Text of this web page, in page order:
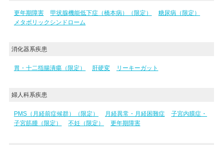
更年期障害 甲状腺機能低下症（橋本病）（限定）
糖尿病（限定）
メタボリックシンドローム
消化器系疾患
胃・十二指腸潰瘍（限定） 肝硬変 リーキーガット
婦人科系疾患
PMS（月経前症候群）（限定） 月経異常・月経困難症
子宮内膜症・
子宮筋腫（限定）
不妊（限定） 更年期障害